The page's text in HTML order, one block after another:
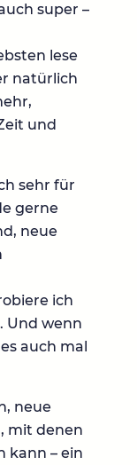
super –
lese
natürlich
und
sehr für
gerne
neue
ich
Und wenn
auch mal
neue
mit denen
kann – ein